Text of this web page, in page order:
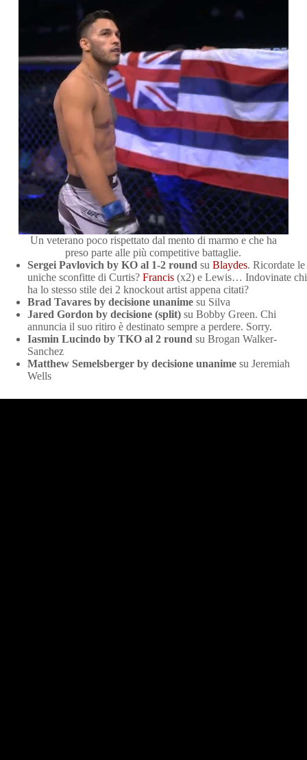
Un veterano poco rispettato dal mento di marmo e che ha
preso parte alle più competitive battaglie.
Sergei Pavlovich by KO al 1-2 round su Blaydes. Ricordate le
uniche sconfitte di Curtis? Francis (x2) e Lewis… Indovinate chi
ha lo stesso stile dei 2 knockout artist appena citati?
Brad Tavares by decisione unanime su Silva
Jared Gordon by decisione (split) su Bobby Green. Chi
annuncia il suo ritiro è destinato sempre a perdere. Sorry.
Iasmin Lucindo by TKO al 2 round su Brogan Walker-
Sanchez
Matthew Semelsberger by decisione unanime su Jeremiah
Wells